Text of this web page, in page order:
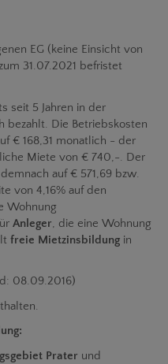
EG (keine Einsicht von
31.07.2021 befristet
seit 5 Jahren in der
bezahlt. Die Betriebskosten
€ 168,31 monatlich - der
Miete von € 740,-. Der
auf € 571,69 bzw.
von 4,16% auf den
Wohnung
Anleger, die eine Wohnung
freie Mietzinsbildung in
08.09.2016)
Prater und